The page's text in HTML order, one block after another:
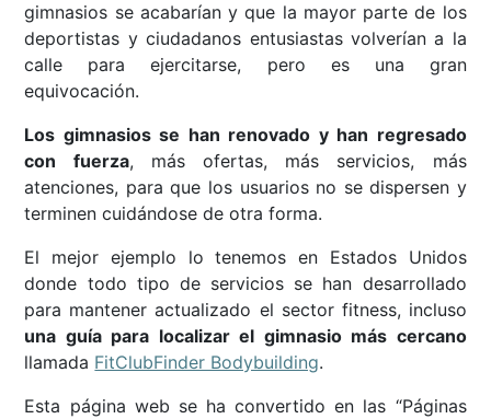
gimnasios se acabarían y que la mayor parte de los
deportistas y ciudadanos entusiastas volverían a la
calle para ejercitarse, pero es una gran
equivocación.
Los gimnasios se han renovado y han regresado
con fuerza, más ofertas, más servicios, más
atenciones, para que los usuarios no se dispersen y
terminen cuidándose de otra forma.
El mejor ejemplo lo tenemos en Estados Unidos
donde todo tipo de servicios se han desarrollado
para mantener actualizado el sector fitness, incluso
una guía para localizar el gimnasio más cercano
llamada FitClubFinder Bodybuilding.
Esta página web se ha convertido en las “Páginas